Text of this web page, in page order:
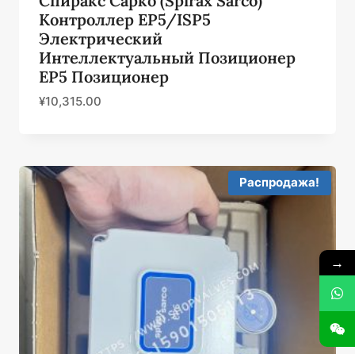
Контроллер EP5/ISP5
Электрический
Интеллектуальный Позиционер
EP5 Позиционер
¥10,315.00
Распродажа!
→